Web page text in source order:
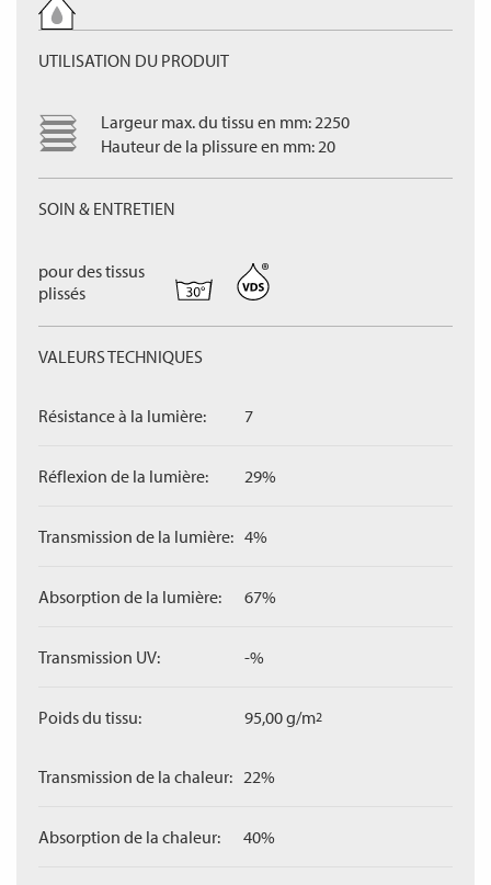
UTILISATION DU PRODUIT
Largeur max. du tissu en mm: 2250
Hauteur de la plissure en mm: 20
SOIN & ENTRETIEN
pour des tissus
plissés
VALEURS TECHNIQUES
Résistance à la lumière: 7
Réflexion de la lumière: 29%
Transmission de la lumière: 4%
Absorption de la lumière: 67%
Transmission UV: -%
Poids du tissu: 95,00 g/m2
Transmission de la chaleur: 22%
Absorption de la chaleur: 40%